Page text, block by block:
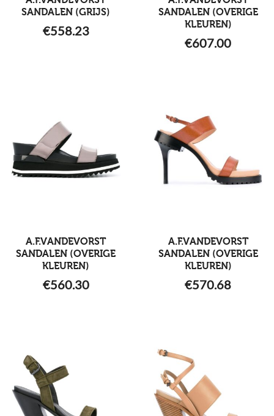
SANDALEN (GRIJS)
€558.23
SANDALEN (OVERIGE
KLEUREN)
€607.00
A.F.VANDEVORST
SANDALEN (OVERIGE
KLEUREN)
€560.30
A.F.VANDEVORST
SANDALEN (OVERIGE
KLEUREN)
€570.68